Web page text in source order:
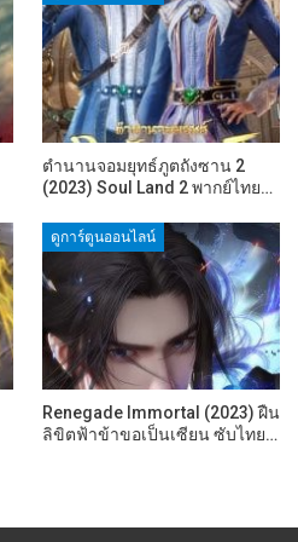
ตำนานจอมยุทธ์ภูตถังซาน 2
(2023) Soul Land 2 พากย์ไทย…
ดูการ์ตูนออนไลน์
Renegade Immortal (2023) ฝืน
ลิขิตฟ้าข้าขอเป็นเซียน ซับไทย…